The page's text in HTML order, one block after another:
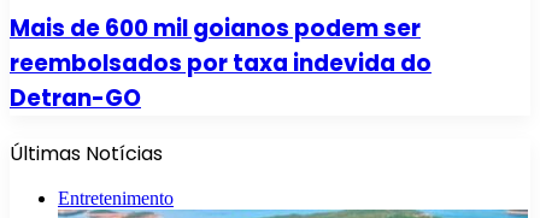
Mais de 600 mil goianos podem ser
reembolsados por taxa indevida do
Detran-GO
Últimas Notícias
Entretenimento